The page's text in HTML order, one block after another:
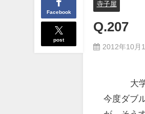
Facebook
post
寺子屋
Q.207
2012年10月
大
今度ダブ